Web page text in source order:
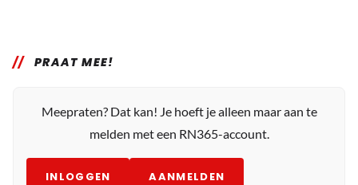
PRAAT MEE!
Meepraten? Dat kan! Je hoeft je alleen maar aan te
melden met een RN365-account.
INLOGGEN AANMELDEN